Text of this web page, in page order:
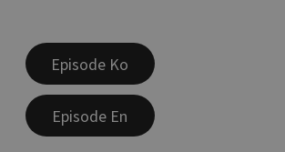
Episode Ko
Episode En